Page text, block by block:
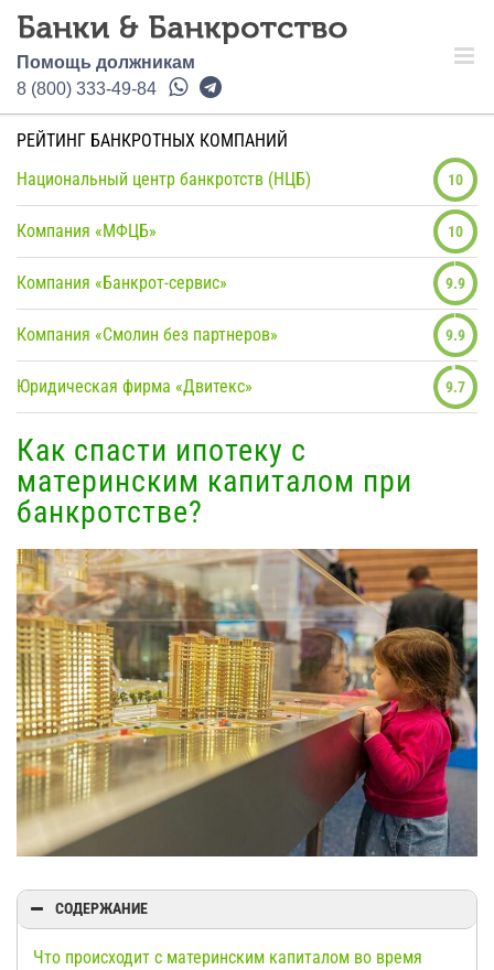
Помощь должникам
8 (800) 333-49-84
РЕЙТИНГ БАНКРОТНЫХ КОМПАНИЙ
Национальный центр банкротств (НЦБ)
10
Компания «МФЦБ» 10
Компания «Банкрот-сервис» 9.9
Компания «Смолин без партнеров» 9.9
Юридическая фирма «Двитекс» 9.7
Как спасти ипотеку с
материнским капиталом при
банкротстве?
View
Larger
Image
СОДЕРЖАНИЕ
Что происходит с материнским капиталом во время